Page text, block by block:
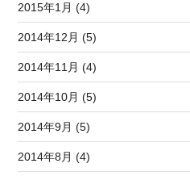
2015年1月 (4)
2014年12月 (5)
2014年11月 (4)
2014年10月 (5)
2014年9月 (5)
2014年8月 (4)